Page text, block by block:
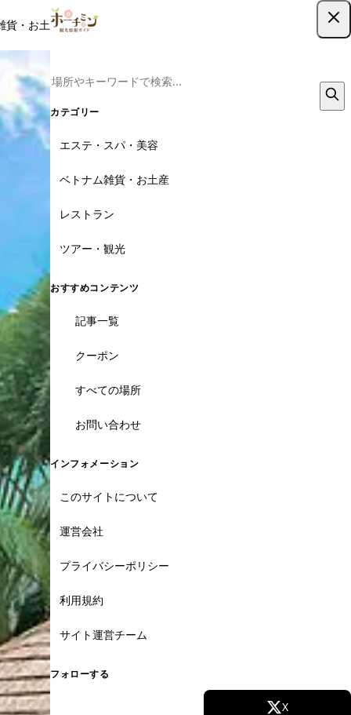
貨・お土産レストラン
カテゴリー
エステ・スパ・美容
ベトナム雑貨・お土産
レストラン
ツアー・観光
おすすめコンテンツ
記事一覧
クーポン
すべての場所
お問い合わせ
インフォメーション
このサイトについて
運営会社
プライバシーポリシー
利用規約
サイト運営チーム
フォローする
X